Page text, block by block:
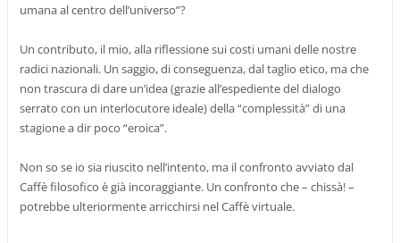
umana al centro dell’universo”?
Un contributo, il mio, alla riflessione sui costi umani delle nostre
radici nazionali. Un saggio, di conseguenza, dal taglio etico, ma che
non trascura di dare un’idea (grazie all’espediente del dialogo
serrato con un interlocutore ideale) della “complessità” di una
stagione a dir poco “eroica”.
Non so se io sia riuscito nell’intento, ma il confronto avviato dal
Caffè filosofico è già incoraggiante. Un confronto che – chissà! –
potrebbe ulteriormente arricchirsi nel Caffè virtuale.